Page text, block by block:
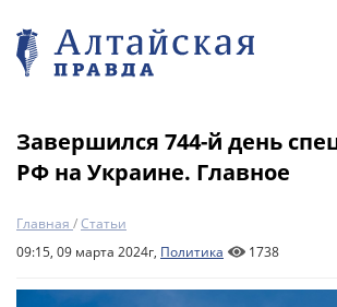
Завершился 744-й день
РФ на Украине. Главное
Главная /Статьи
09:15, 09 марта 2024г, Политика 1738